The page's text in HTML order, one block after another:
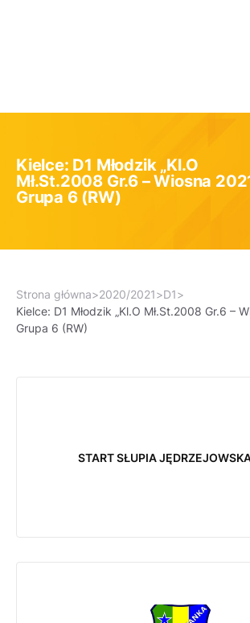
Kielce: D1 Młodzik „Kl.O
Mł.St.2008 Gr.6 – Wiosna
Grupa 6 (RW)
Strona główna>2020/2021>D1>
Kielce: D1 Młodzik „Kl.O Mł.St.2008 Gr.6 –
Grupa 6 (RW)
START SŁUPIA